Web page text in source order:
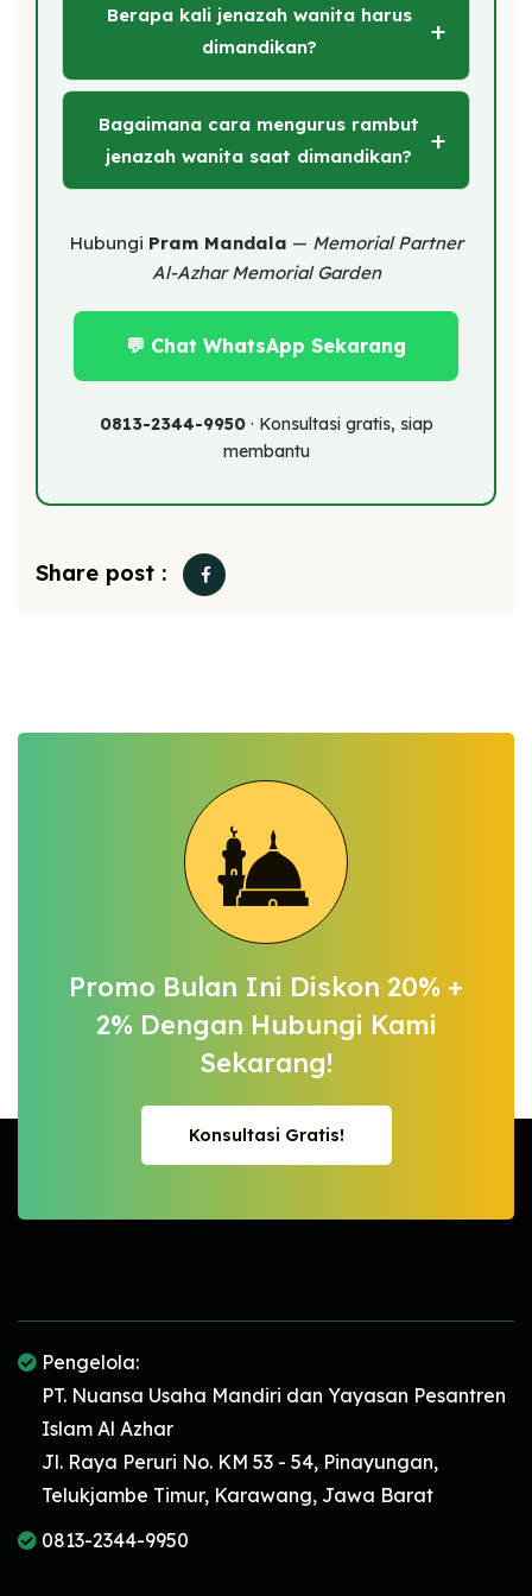
Berapa kali jenazah wanita harus
dimandikan?
Bagaimana cara mengurus rambut
jenazah wanita saat dimandikan?
Hubungi Pram Mandala — Memorial Partner
Al-Azhar Memorial Garden
💬 Chat WhatsApp Sekarang
0813-2344-9950· Konsultasi gratis, siap
membantu
Share post :
Promo Bulan Ini Diskon 20% +
2% Dengan Hubungi Kami
Sekarang!
Konsultasi Gratis!
Konsultasi Gratis!
Pengelola:
PT. Nuansa Usaha Mandiri dan Yayasan Pesantren
Islam Al Azhar
Jl. Raya Peruri No. KM 53 - 54, Pinayungan,
Telukjambe Timur, Karawang, Jawa Barat
0813-2344-9950